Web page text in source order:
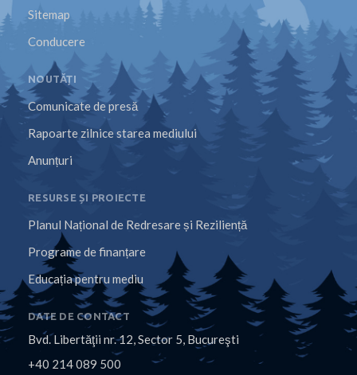
Sitemap
Conducere
NOUTĂȚI
Comunicate de presă
Rapoarte zilnice starea mediului
Anunțuri
RESURSE ȘI PROIECTE
Planul Național de Redresare și Reziliență
Programe de finanțare
Educația pentru mediu
DATE DE CONTACT
Bvd. Libertăţii nr. 12, Sector 5, Bucureşti
+40 214 089 500